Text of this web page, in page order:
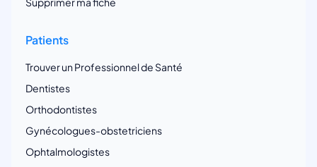
Patients
Trouver un Professionnel de Santé
Dentistes
Orthodontistes
Gynécologues-obstetriciens
Ophtalmologistes